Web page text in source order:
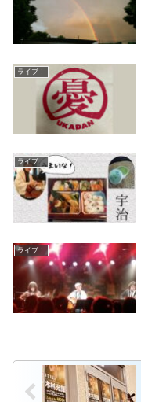
ライブ！
ライブ！
ライブ！